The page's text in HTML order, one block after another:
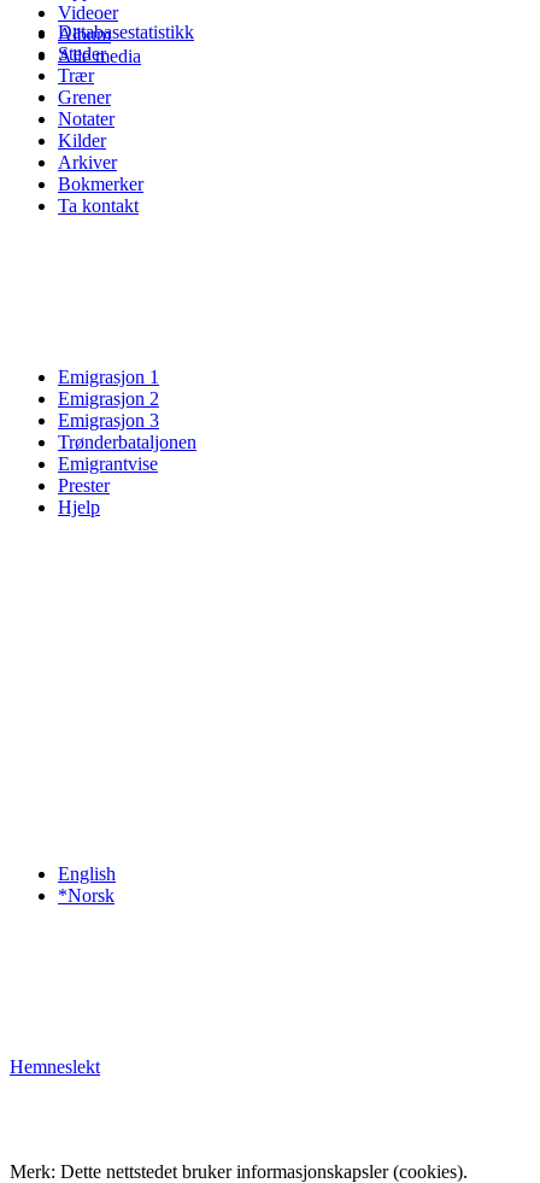
Videoer
Album
Alle media
Databasestatistikk
Steder
Trær
Grener
Notater
Kilder
Arkiver
Bokmerker
Ta kontakt
Emigrasjon 1
Emigrasjon 2
Emigrasjon 3
Trønderbataljonen
Emigrantvise
Prester
Hjelp
English
*Norsk
Hemneslekt
Merk: Dette nettstedet bruker informasjonskapsler (cookies).